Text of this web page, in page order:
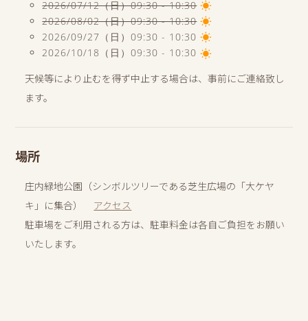
2026/07/12（日）09:30 - 10:30 wb_sunny
2026/08/02（日）09:30 - 10:30 wb_sunny
2026/09/27（日）09:30 - 10:30wb_sunny
2026/10/18（日）09:30 - 10:30wb_sunny
天候等により止むを得ず中止する場合は、事前にご連絡致し
ます。
場所
庄内緑地公園（シンボルツリーである芝生広場の「大ケヤ
キ」に集合） アクセス
駐車場をご利用される方は、駐車料金は各自ご負担をお願い
いたします。